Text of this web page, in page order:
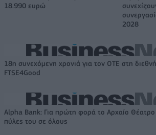
18.990 ευρώ
2028
18η συνεχόμενη χρονιά για τον ΟΤΕ στη
FTSE4Good
Alpha Bank: Για πρώτη φορά το Αρχαίο Θέατρο
πύλες του σε όλους